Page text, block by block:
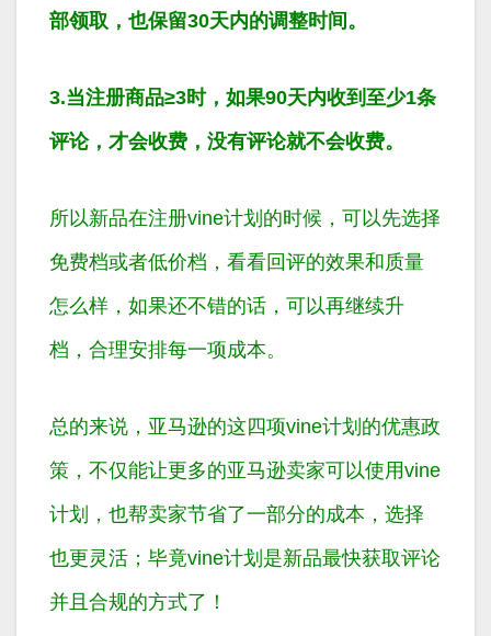
部领取，也保留30天内的调整时间。
3.当注册商品≥3时，如果90天内收到至少1条
评论，才会收费，没有评论就不会收费。
所以新品在注册vine计划的时候，可以先选择
免费档或者低价档，看看回评的效果和质量
怎么样，如果还不错的话，可以再继续升
档，合理安排每一项成本。
总的来说，亚马逊的这四项vine计划的优惠政
策，不仅能让更多的亚马逊卖家可以使用vine
计划，也帮卖家节省了一部分的成本，选择
也更灵活；毕竟vine计划是新品最快获取评论
并且合规的方式了！